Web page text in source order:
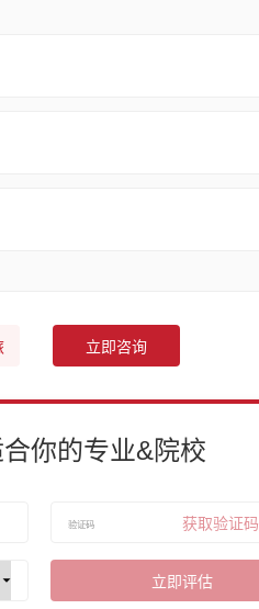
立即咨询
你的专业&院校
获取验证码
立即评估